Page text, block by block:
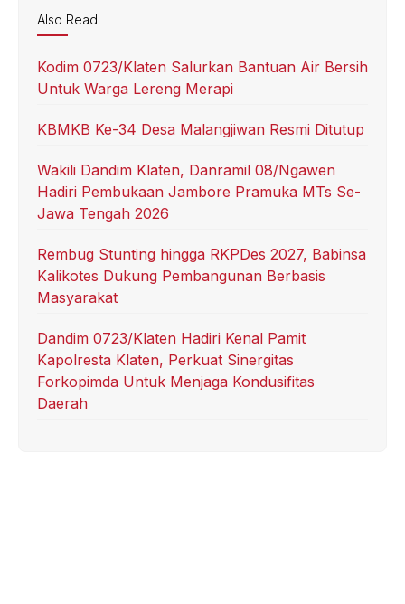
Also Read
Kodim 0723/Klaten Salurkan Bantuan Air Bersih
Untuk Warga Lereng Merapi
KBMKB Ke-34 Desa Malangjiwan Resmi Ditutup
Wakili Dandim Klaten, Danramil 08/Ngawen
Hadiri Pembukaan Jambore Pramuka MTs Se-
Jawa Tengah 2026
Rembug Stunting hingga RKPDes 2027, Babinsa
Kalikotes Dukung Pembangunan Berbasis
Masyarakat
Dandim 0723/Klaten Hadiri Kenal Pamit
Kapolresta Klaten, Perkuat Sinergitas
Forkopimda Untuk Menjaga Kondusifitas
Daerah